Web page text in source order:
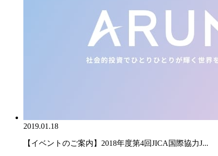
2019.01.18
【イベントのご案内】2018年度第4回JICA国際協力J...